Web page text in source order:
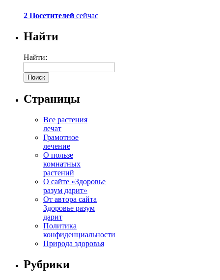
2 Посетителей сейчас
Найти
Найти:
Страницы
Все растения
лечат
Грамотное
лечение
О пользе
комнатных
растений
О сайте «Здоровье
разум дарит»
От автора сайта
Здоровье разум
дарит
Политика
конфиденциальности
Природа здоровья
Рубрики